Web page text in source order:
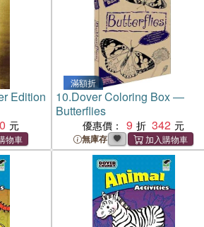
Edition
滿額折
10.Dover Coloring Box ―
Butterflies
優惠價： 9 342
無庫存